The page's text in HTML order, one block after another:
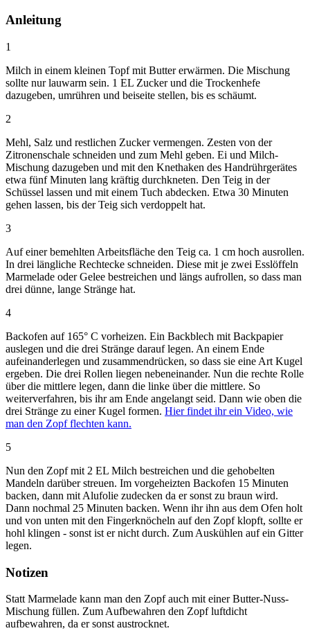
Anleitung
1
Milch in einem kleinen Topf mit Butter erwärmen. Die Mischung
sollte nur lauwarm sein. 1 EL Zucker und die Trockenhefe
dazugeben, umrühren und beiseite stellen, bis es schäumt.
2
Mehl, Salz und restlichen Zucker vermengen. Zesten von der
Zitronenschale schneiden und zum Mehl geben. Ei und Milch-
Mischung dazugeben und mit den Knethaken des Handrührgerätes
etwa fünf Minuten lang kräftig durchkneten. Den Teig in der
Schüssel lassen und mit einem Tuch abdecken. Etwa 30 Minuten
gehen lassen, bis der Teig sich verdoppelt hat.
3
Auf einer bemehlten Arbeitsfläche den Teig ca. 1 cm hoch ausrollen.
In drei längliche Rechtecke schneiden. Diese mit je zwei Esslöffeln
Marmelade oder Gelee bestreichen und längs aufrollen, so dass man
drei dünne, lange Stränge hat.
4
Backofen auf 165° C vorheizen. Ein Backblech mit Backpapier
auslegen und die drei Stränge darauf legen. An einem Ende
aufeinanderlegen und zusammendrücken, so dass sie eine Art Kugel
ergeben. Die drei Rollen liegen nebeneinander. Nun die rechte Rolle
über die mittlere legen, dann die linke über die mittlere. So
weiterverfahren, bis ihr am Ende angelangt seid. Dann wie oben die
drei Stränge zu einer Kugel formen. Hier findet ihr ein Video, wie
man den Zopf flechten kann.
5
Nun den Zopf mit 2 EL Milch bestreichen und die gehobelten
Mandeln darüber streuen. Im vorgeheizten Backofen 15 Minuten
backen, dann mit Alufolie zudecken da er sonst zu braun wird.
Dann nochmal 25 Minuten backen. Wenn ihr ihn aus dem Ofen holt
und von unten mit den Fingerknöcheln auf den Zopf klopft, sollte er
hohl klingen - sonst ist er nicht durch. Zum Auskühlen auf ein Gitter
legen.
Notizen
Statt Marmelade kann man den Zopf auch mit einer Butter-Nuss-
Mischung füllen. Zum Aufbewahren den Zopf luftdicht
aufbewahren, da er sonst austrocknet.